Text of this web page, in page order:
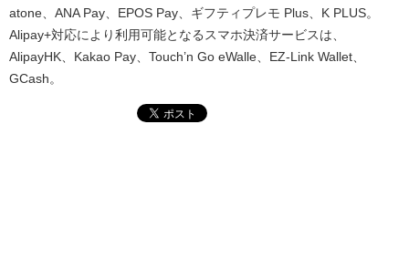
atone、ANA Pay、EPOS Pay、ギフティプレモ Plus、K PLUS。
Alipay+対応により利用可能となるスマホ決済サービスは、
AlipayHK、Kakao Pay、Touch’n Go eWalle、EZ-Link Wallet、
GCash。